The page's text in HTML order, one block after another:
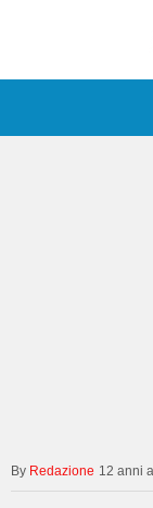
Redazione 12 anni